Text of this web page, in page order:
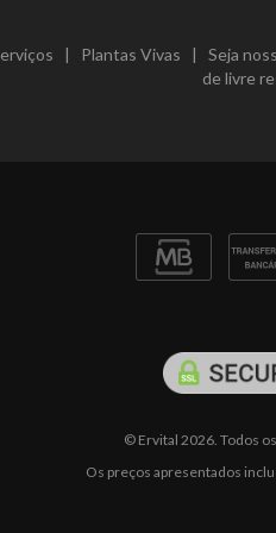
| Plantas Vivas | Seja
de livre
© Ervital 2026. Todos
Os preços apresentados